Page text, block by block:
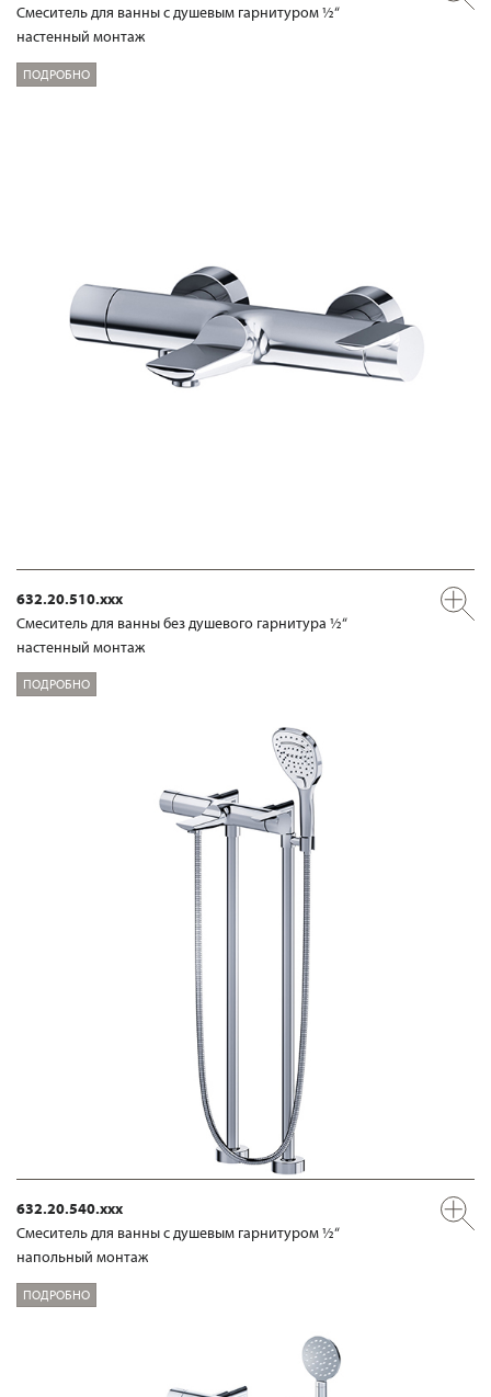
Смеситель для ванны с душевым гарнитуром ½“
настенный монтаж
ПОДРОБНО
632.20.510.xxx
Смеситель для ванны без душевого гарнитура ½“
настенный монтаж
ПОДРОБНО
632.20.540.xxx
Смеситель для ванны с душевым гарнитуром ½“
напольный монтаж
ПОДРОБНО